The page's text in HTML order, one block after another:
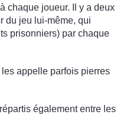
chaque joueur. Il y a deux
du jeu lui-même, qui
prisonniers) par chaque
appelle parfois pierres
également entre les